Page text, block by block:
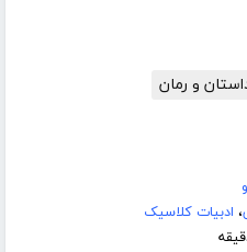
و رمان
، ادبیات کلاسیک